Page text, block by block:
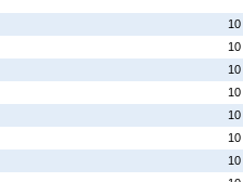
10
10
10
10
10
10
10